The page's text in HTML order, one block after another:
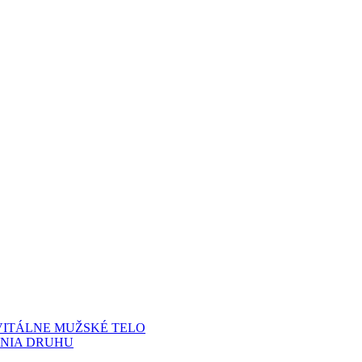
MUŽSKÉ TELO
DRUHU